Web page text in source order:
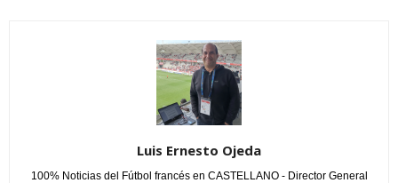
Luis Ernesto Ojeda
100% Noticias del Fútbol francés en CASTELLANO - Director General